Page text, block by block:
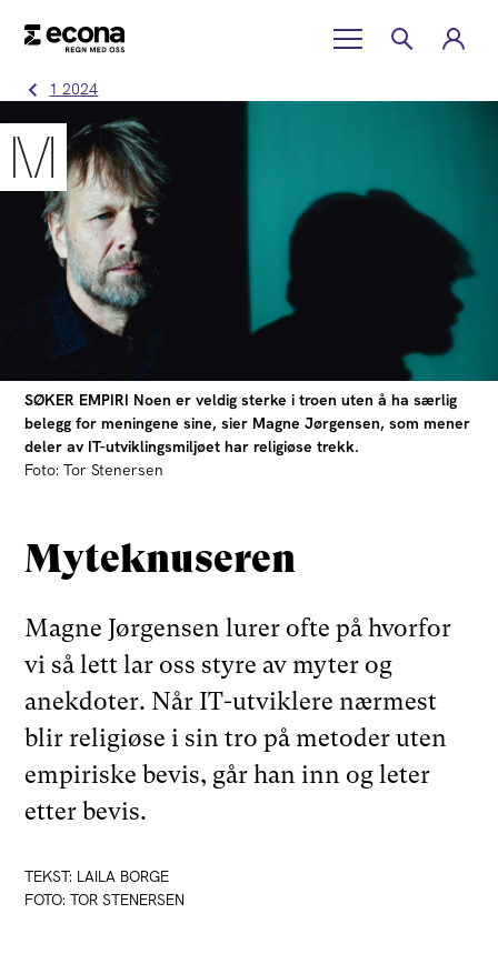
1 2024
TEKST: LAILA BORGE
FOTO: TOR STENERSEN
Myteknuseren
Magne Jørgensen lurer ofte på hvorfor
vi så lett lar oss styre av myter og
anekdoter. Når IT-utviklere nærmest
blir religiøse i sin tro på metoder uten
empiriske bevis, går han inn og leter
etter bevis.
SØKER EMPIRI Noen er veldig sterke i troen uten å ha særlig
belegg for meningene sine, sier Magne Jørgensen, som mener
deler av IT-utviklingsmiljøet har religiøse trekk.
Foto: Tor Stenersen